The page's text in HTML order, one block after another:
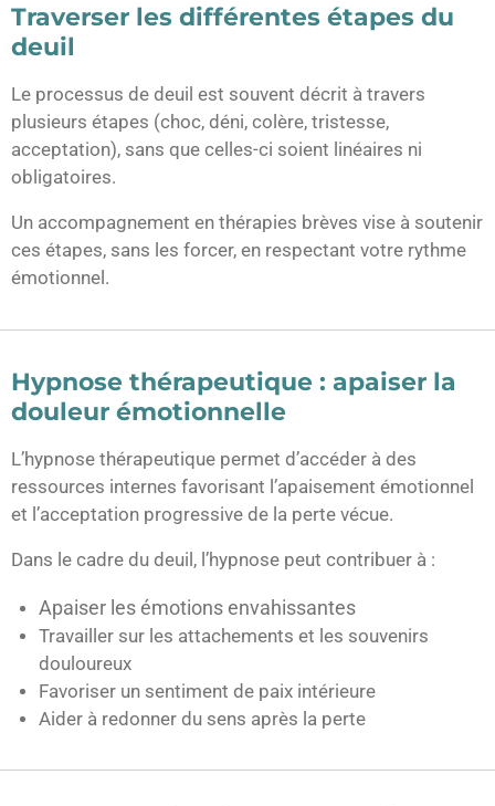
Traverser les différentes étapes du
deuil
Le processus de deuil est souvent décrit à travers
plusieurs étapes (choc, déni, colère, tristesse,
acceptation), sans que celles-ci soient linéaires ni
obligatoires.
Un accompagnement en thérapies brèves vise à soutenir
ces étapes, sans les forcer, en respectant votre rythme
émotionnel.
Hypnose thérapeutique : apaiser la
douleur émotionnelle
L’hypnose thérapeutique permet d’accéder à des
ressources internes favorisant l’apaisement émotionnel
et l’acceptation progressive de la perte vécue.
Dans le cadre du deuil, l’hypnose peut contribuer à :
Apaiser les émotions envahissantes
Travailler sur les attachements et les souvenirs
douloureux
Favoriser un sentiment de paix intérieure
Aider à redonner du sens après la perte